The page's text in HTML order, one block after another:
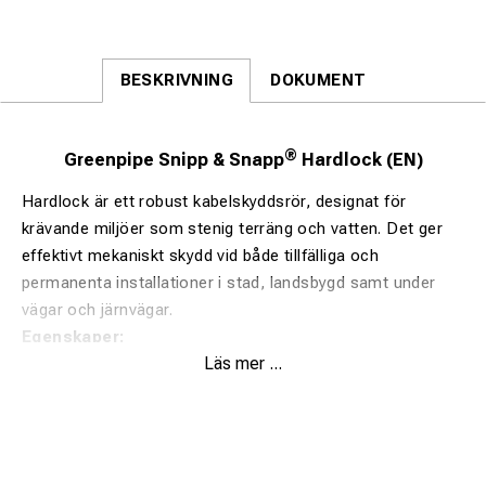
BESKRIVNING DOKUMENT
Greenpipe Snipp & Snapp® Hardlock (EN)
Hardlock är ett robust kabelskyddsrör, designat för
krävande miljöer som stenig terräng och vatten. Det ger
effektivt mekaniskt skydd vid både tillfälliga och
permanenta installationer i stad, landsbygd samt under
vägar och järnvägar.
Egenskaper:
Läs mer ...